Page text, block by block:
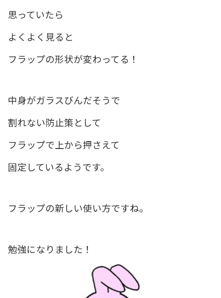
思っていたら
よくよく見ると
フラップの形状が変わってる！
中身がガラスびんだそうで
割れない防止策として
フラップで上から押さえて
固定しているようです。
フラップの新しい使い方ですね。
勉強になりました！